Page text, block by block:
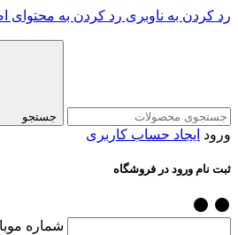
رد کردن به ناوبری رد کردن به محتوای
جستجو
ورود ایجاد حساب کاربری
ثبت نام ورود در فروشگاه
شماره